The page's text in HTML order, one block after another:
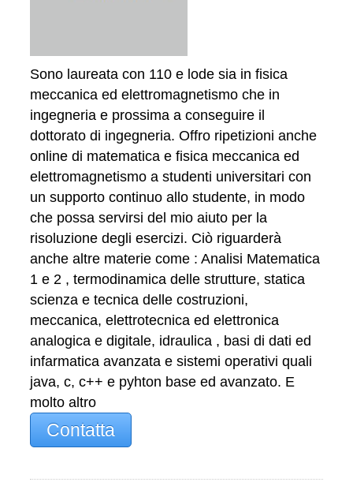
Sono laureata con 110 e lode sia in fisica
meccanica ed elettromagnetismo che in
ingegneria e prossima a conseguire il
dottorato di ingegneria. Offro ripetizioni anche
online di matematica e fisica meccanica ed
elettromagnetismo a studenti universitari con
un supporto continuo allo studente, in modo
che possa servirsi del mio aiuto per la
risoluzione degli esercizi. Ciò riguarderà
anche altre materie come : Analisi Matematica
1 e 2 , termodinamica delle strutture, statica
scienza e tecnica delle costruzioni,
meccanica, elettrotecnica ed elettronica
analogica e digitale, idraulica , basi di dati ed
infarmatica avanzata e sistemi operativi quali
java, c, c++ e pyhton base ed avanzato. E
molto altro
Contatta